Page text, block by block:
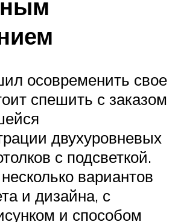
осовременить свое
спешить с заказом
двухуровневых
с подсветкой.
вариантов
и дизайна, с
и способом